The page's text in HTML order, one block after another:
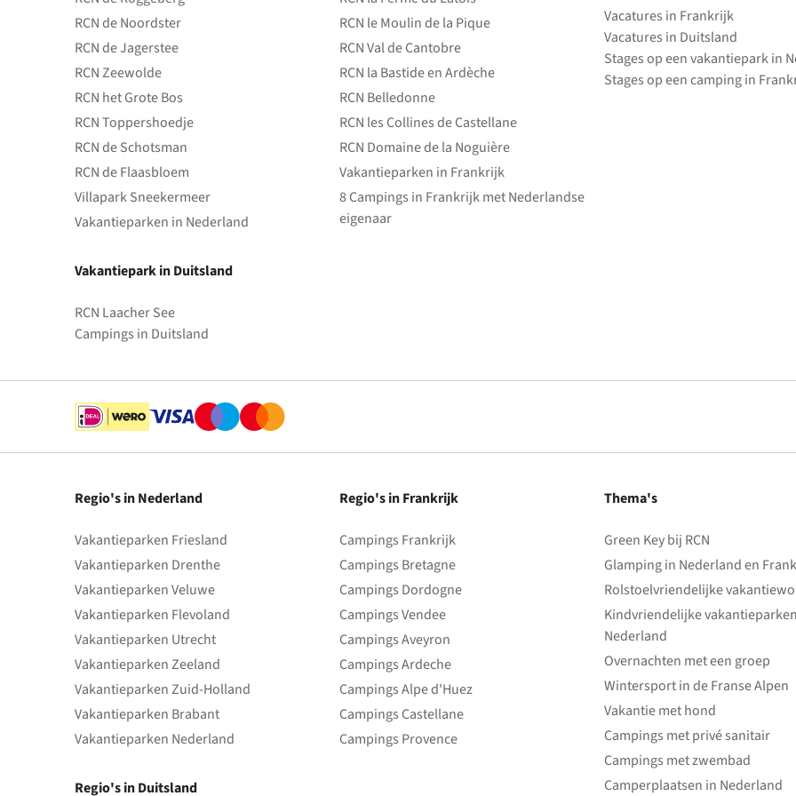
RCN de Noordster
RCN de Jagerstee
RCN Zeewolde
RCN het Grote Bos
RCN Toppershoedje
RCN de Schotsman
RCN de Flaasbloem
Villapark Sneekermeer
Vakantieparken in Nederland
Vakantiepark in Duitsland
RCN Laacher See
Campings in Duitsland
RCN le Moulin de la Pique
RCN Val de Cantobre
RCN la Bastide en Ardèche
RCN Belledonne
RCN les Collines de Castellane
RCN Domaine de la Noguière
Vakantieparken in Frankrijk
8 Campings in Frankrijk met Nederlandse
eigenaar
Vacatures in Frankrijk
Vacatures in Duitsland
Stages op een vakantiepark in
Stages op een camping in
Regio's in Nederland
Vakantieparken Friesland
Vakantieparken Drenthe
Vakantieparken Veluwe
Vakantieparken Flevoland
Vakantieparken Utrecht
Vakantieparken Zeeland
Vakantieparken Zuid-Holland
Vakantieparken Brabant
Vakantieparken Nederland
Regio's in Duitsland
Regio's in Frankrijk
Campings Frankrijk
Campings Bretagne
Campings Dordogne
Campings Vendee
Campings Aveyron
Campings Ardeche
Campings Alpe d'Huez
Campings Castellane
Campings Provence
Thema's
Green Key bij RCN
Glamping in Nederland en
Rolstoelvriendelijke
Kindvriendelijke vakantieparken
Nederland
Overnachten met een groep
Wintersport in de Franse Alpen
Vakantie met hond
Campings met privé sanitair
Campings met zwembad
Camperplaatsen in Nederland